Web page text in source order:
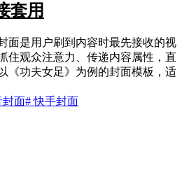
套用
面是用户刷到内容时最先接收的视
住观众注意力、传递内容属性，直
《功夫女足》为例的封面模板，适
封面# 快手封面